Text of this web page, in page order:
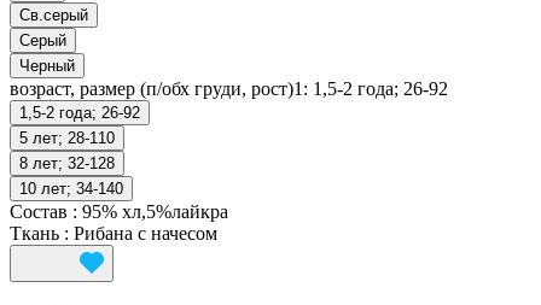
Св.серый
Серый
Черный
возраст, размер (п/обх груди, рост)1: 1,5-2 года; 26-92
1,5-2 года; 26-92
5 лет; 28-110
8 лет; 32-128
10 лет; 34-140
Состав : 95% хл,5%лайкра
Ткань : Рибана с начесом